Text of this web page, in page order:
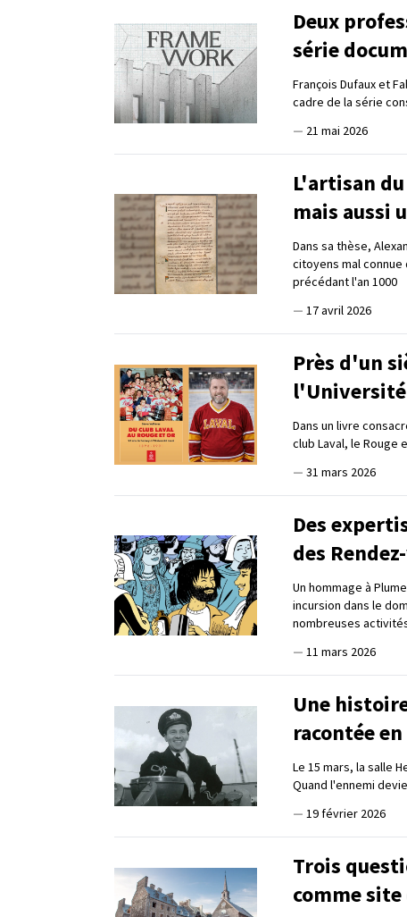
Deux
série
François Dufaux et
cadre de la série
— 21 mai 2026
L'artisan
mais aussi
Dans sa thèse,
citoyens mal
précédant l'an 1000
— 17 avril 2026
Près d'un
Dans un livre
club Laval, le Rouge
— 31 mars 2026
Des
des
Un hommage à
incursion dans le
nombreuses
— 11 mars 2026
Une
racontée
Le 15 mars, la salle
Quand l'ennemi
— 19 février 2026
Trois
comme